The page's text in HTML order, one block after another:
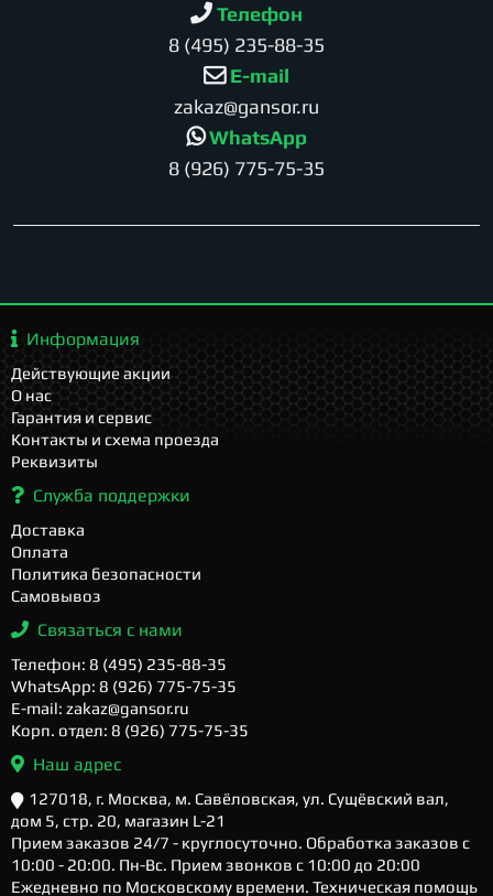
Телефон
8 (495) 235-88-35
E-mail
zakaz@gansor.ru
WhatsApp
8 (926) 775-75-35
Информация
Действующие акции
О нас
Гарантия и сервис
Контакты и схема проезда
Реквизиты
Служба поддержки
Доставка
Оплата
Политика безопасности
Самовывоз
Связаться с нами
Телефон: 8 (495) 235-88-35
WhatsApp: 8 (926) 775-75-35
E-mail: zakaz@gansor.ru
Корп. отдел: 8 (926) 775-75-35
Наш адрес
127018, г. Москва, м. Савёловская, ул. Сущёвский вал,
дом 5, стр. 20, магазин L-21
Прием заказов 24/7 - круглосуточно. Обработка заказов с
10:00 - 20:00. Пн-Вс. Прием звонков с 10:00 до 20:00
Ежедневно по Московскому времени. Техническая помощь